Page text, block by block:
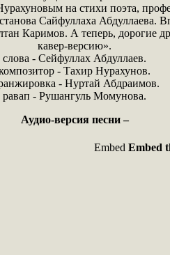
на стихи поэта,
Сайфуллаха Абдуллаева.
Каримов. А теперь, дорогие
кавер-версию».
слова - Сейфуллах Абдуллаев.
- Тахир Нурахунов.
- Нуртай Абдраимов.
равап - Рушангуль Момунова.
Аудио-версия песни –
Embed Embed